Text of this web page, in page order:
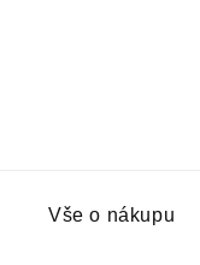
Vše o nákupu